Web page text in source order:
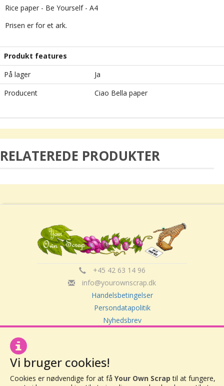
Rice paper - Be Yourself - A4
Prisen er for et ark.
Produkt features
På lager
Ja
Producent
Ciao Bella paper
RELATEREDE PRODUKTER
+45 42 63 14 96
info@yourownscrap.dk
Handelsbetingelser
Persondatapolitik
Nyhedsbrev
CVR: 30416082
Vi bruger cookies!
Cookies er nødvendige for at få Your Own Scrap til at fungere,